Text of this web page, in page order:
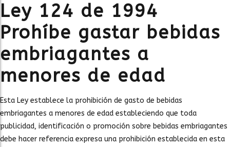
Ley 124 de 1994
Prohíbe gastar bebidas
embriagantes a
menores de edad
Esta Ley establece la prohibición de gasto de bebidas
embriagantes a menores de edad estableciendo que toda
publicidad, identificación o promoción sobre bebidas embriagantes
debe hacer referencia expresa una prohibición establecida en esta